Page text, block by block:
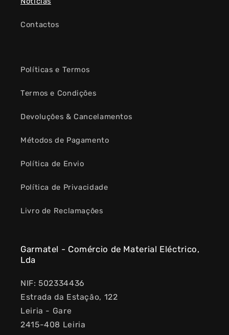
Contactos
Políticas e Termos
Termos e Condições
Devoluções & Cancelamentos
Métodos de Pagamento
Política de Envio
Política de Privacidade
Livro de Reclamações
Garmatel - Comércio de Material Eléctrico,
Lda
NIF: 502334436
Estrada da Estação, 122
Leiria - Gare
2415-408 Leiria